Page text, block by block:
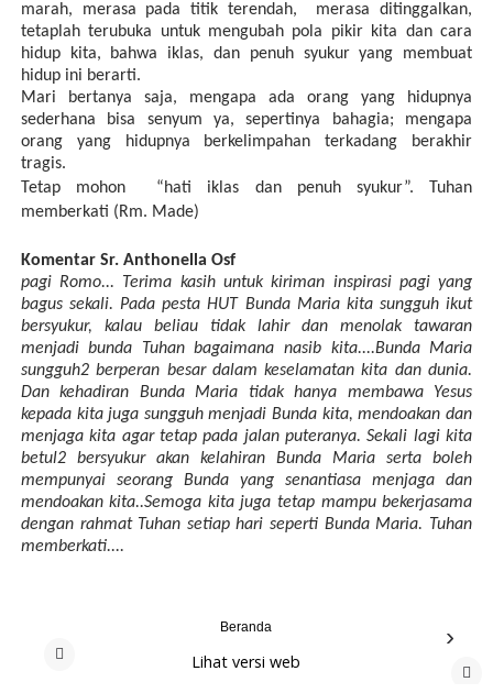
marah, merasa pada titik terendah, merasa ditinggalkan,
tetaplah terubuka untuk mengubah pola pikir kita dan cara
hidup kita, bahwa iklas, dan penuh syukur yang membuat
hidup ini berarti.
Mari bertanya saja, mengapa ada orang yang hidupnya
sederhana bisa senyum ya, sepertinya bahagia; mengapa
orang yang hidupnya berkelimpahan terkadang berakhir
tragis.
Tetap mohon “hati iklas dan penuh syukur”. Tuhan
memberkati (Rm. Made)
Komentar Sr. Anthonella Osf
pagi Romo... Terima kasih untuk kiriman inspirasi pagi yang
bagus sekali. Pada pesta HUT Bunda Maria kita sungguh ikut
bersyukur, kalau beliau tidak lahir dan menolak tawaran
menjadi bunda Tuhan bagaimana nasib kita....Bunda Maria
sungguh2 berperan besar dalam keselamatan kita dan dunia.
Dan kehadiran Bunda Maria tidak hanya membawa Yesus
kepada kita juga sungguh menjadi Bunda kita, mendoakan dan
menjaga kita agar tetap pada jalan puteranya. Sekali lagi kita
betul2 bersyukur akan kelahiran Bunda Maria serta boleh
mempunyai seorang Bunda yang senantiasa menjaga dan
mendoakan kita..Semoga kita juga tetap mampu bekerjasama
dengan rahmat Tuhan setiap hari seperti Bunda Maria. Tuhan
memberkati....
›
Beranda
Lihat versi web